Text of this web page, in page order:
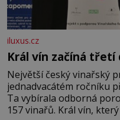
iluxus.cz
Král vín začíná třetí
Největší český vinařský
jednadvacátém ročníku
Ta vybírala odborná
157 vinařů. Král vín,